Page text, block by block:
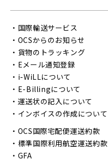
・ 国際輸送サービス
・ OCSからのお知らせ
・ 貨物のトラッキング
・ Eメール通知登録
・ i-WiLLについて
・ E-Billingについて
・ 運送状の記入について
・ インボイスの作成について
・ OCS国際宅配便運送約款
・ 標準国際利用航空運送約款
・ GFA